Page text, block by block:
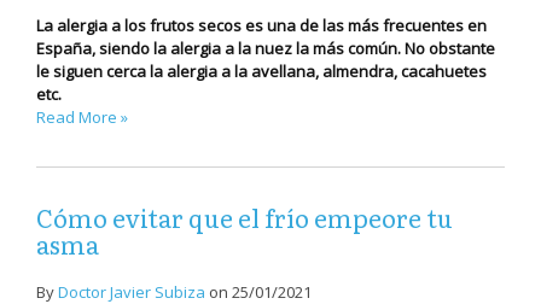
La alergia a los frutos secos es una de las más frecuentes en
España, siendo la alergia a la nuez la más común. No obstante
le siguen cerca la alergia a la avellana, almendra, cacahuetes
etc.
Read More »
Cómo evitar que el frío empeore tu
asma
ByDoctor Javier Subiza on 25/01/2021